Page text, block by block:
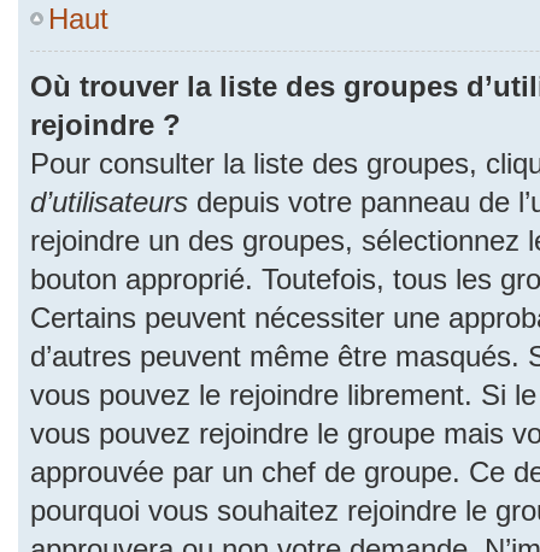
Haut
Où trouver la liste des groupes
rejoindre ?
Pour consulter la liste des groupes,
d’utilisateurs depuis votre panneau de
rejoindre un des groupes, sélectionnez
bouton approprié. Toutefois, tous les
Certains peuvent nécessiter une
d’autres peuvent même être
vous pouvez le rejoindre librement. Si
vous pouvez rejoindre le groupe mais
approuvée par un chef de groupe. Ce
pourquoi vous souhaitez rejoindre le